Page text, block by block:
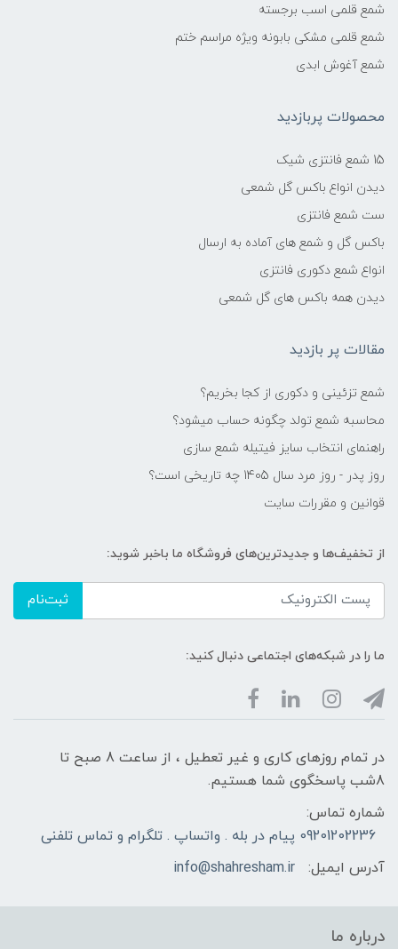
شمع قلمی اسب برجسته
شمع قلمی مشکی بابونه ویژه مراسم ختم
شمع آغوش ابدی
محصولات پربازدید
15 شمع فانتزی شیک
دیدن انواع باکس گل شمعی
ست شمع فانتزی
باکس گل و شمع های آماده به ارسال
انواع شمع دکوری فانتزی
دیدن همه باکس های گل شمعی
مقالات پر بازدید
شمع تزئینی و دکوری از کجا بخریم؟
محاسبه شمع تولد چگونه حساب میشود؟
راهنمای انتخاب سایز فیتیله شمع سازی
روز پدر - روز مرد سال 1405 چه تاریخی است؟
قوانین و مقررات سایت
از تخفیف‌ها و جدیدترین‌های فروشگاه ما باخبر شوید:
ثبت‌نام
ما را در شبکه‌های اجتماعی دنبال کنید:
در تمام روزهای کاری و غیر تعطیل ، از ساعت 8 صبح تا
8شب پاسخگوی شما هستیم.
شماره تماس:
09201202236 پیام در بله . واتساپ . تلگرام و تماس تلفنی
آدرس ایمیل:
info@shahresham.ir
درباره ما